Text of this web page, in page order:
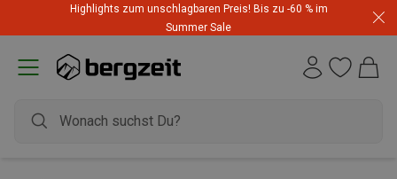
Highlights zum unschlagbaren Preis! Bis zu -60 % im
Summer Sale